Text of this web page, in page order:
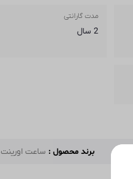
مدت گارانتی
2 سال
برند محصول : ساعت اورینت Orient